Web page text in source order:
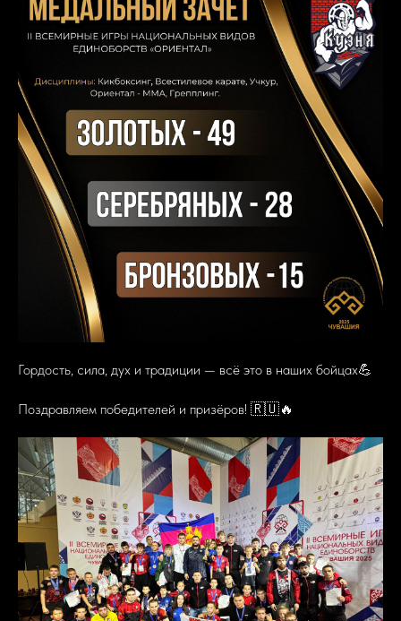
Гордость, сила, дух и традиции — всё это в наших бойцах💪
Поздравляем победителей и призёров! 🇷🇺🔥